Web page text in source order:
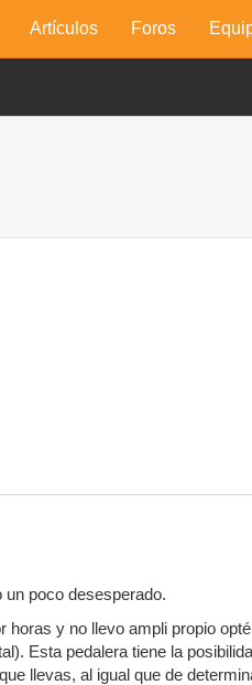
Artículos Foros
poco desesperado.
y no llevo ampli propio
Esta pedalera tiene la
llevas, al igual que de